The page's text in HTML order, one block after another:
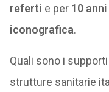
referti e per 10
iconografica.
Quali sono i
strutture sanitarie